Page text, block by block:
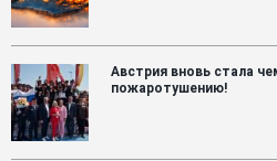
Австрия вновь стала
пожаротушению!